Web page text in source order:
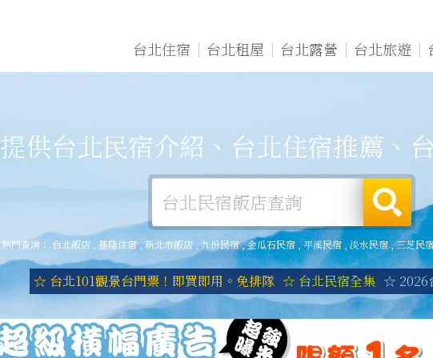
台北住宿 台北租屋 台北露營 台北旅遊
提供台北民宿介紹、台北住宿推薦、
熱門查詢： 台北飯店 基隆住宿,新北市飯店 ,九份民宿,金瓜石民宿 ,平溪民宿 淡水民宿,三芝民
☆ 台北101觀景台門票！即買即用。免排隊 ☆ 台北民宿全集 ☆ 2026